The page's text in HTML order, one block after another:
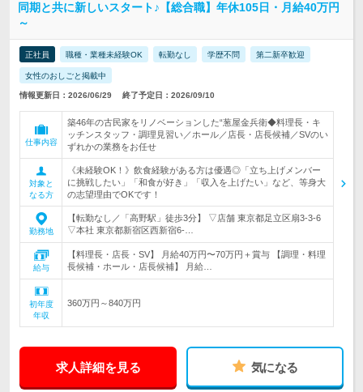
同期と共に新しいスタート♪【総合職】年休105日・月給40万円
～
正社員 職種・業種未経験OK 転勤なし 学歴不問 第二新卒歓迎
女性のおしごと掲載中
情報更新日：2026/06/29 終了予定日：2026/09/10
仕事内容
築46年の古民家をリノベーションした“葱屋金兵衛◆料理長・キ
ッチンスタッフ・調理見習い／ホール／店長・店長候補／SVのい
ずれかの業務をお任せ
対象と
なる方
《未経験OK！》飲食経験がある方は優遇◎「立ち上げメンバー
に挑戦したい」「和食が好き」「収入を上げたい」など、等身大
の志望理由でOKです！
勤務地
【転勤なし／「高野駅」徒歩3分】 ▽店舗 東京都足立区扇3-3-6
▽本社 東京都新宿区西新宿6-…
給与
【料理長・店長・SV】 月給40万円〜70万円＋賞与 【調理・料理
長候補・ホール・店長候補】 月給…
初年度
年収
360万円～840万円
求人詳細を見る 気になる